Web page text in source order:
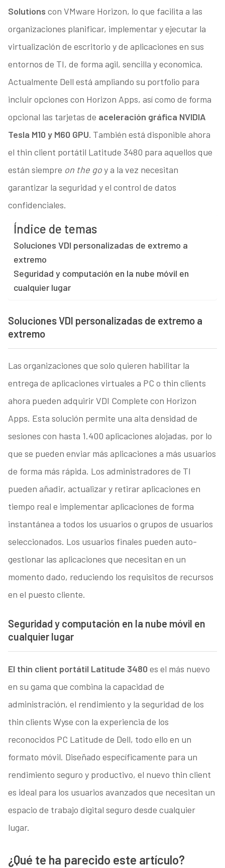
Solutions con VMware Horizon, lo que facilita a las
organizaciones planificar, implementar y ejecutar la
virtualización de escritorio y de aplicaciones en sus
entornos de TI, de forma agil, sencilla y economica.
Actualmente Dell está ampliando su portfolio para
incluir opciones con Horizon Apps, así como de forma
opcional las tarjetas de aceleración gráfica NVIDIA
Tesla M10 y M60 GPU. También está disponible ahora
el thin client portátil Latitude 3480 para aquellos que
están siempre on the goy a la vez necesitan
garantizar la seguridad y el control de datos
confidenciales.
Índice de temas
Soluciones VDI personalizadas de extremo a
extremo
Seguridad y computación en la nube móvil en
cualquier lugar
Soluciones VDI personalizadas de extremo a
extremo
Las organizaciones que solo quieren habilitar la
entrega de aplicaciones virtuales a PC o thin clients
ahora pueden adquirir VDI Complete con Horizon
Apps. Esta solución permite una alta densidad de
sesiones con hasta 1.400 aplicaciones alojadas, por lo
que se pueden enviar más aplicaciones a más usuarios
de forma más rápida. Los administradores de TI
pueden añadir, actualizar y retirar aplicaciones en
tiempo real e implementar aplicaciones de forma
instantánea a todos los usuarios o grupos de usuarios
seleccionados. Los usuarios finales pueden auto-
gestionar las aplicaciones que necesitan en un
momento dado, reduciendo los requisitos de recursos
en el puesto cliente.
Seguridad y computación en la nube móvil en
cualquier lugar
El thin client portátil Latitude 3480 es el más nuevo
en su gama que combina la capacidad de
administración, el rendimiento y la seguridad de los
thin clients Wyse con la experiencia de los
reconocidos PC Latitude de Dell, todo ello en un
formato móvil. Diseñado específicamente para un
rendimiento seguro y productivo, el nuevo thin client
es ideal para los usuarios avanzados que necesitan un
espacio de trabajo digital seguro desde cualquier
lugar.
¿Qué te ha parecido este artículo?